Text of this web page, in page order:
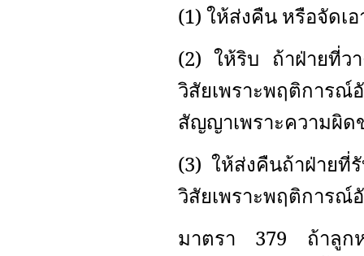
(1) ให้ส่งคืน หรือจัดเ
(2) ให้ริบ ถ้าฝ่ายที่ว
วิสัยเพราะพฤติการณ์
สัญญาเพราะความผิด
(3) ให้ส่งคืนถ้าฝ่ายที่
วิสัยเพราะพฤติการณ์
มาตรา 379 ถ้าลูกห